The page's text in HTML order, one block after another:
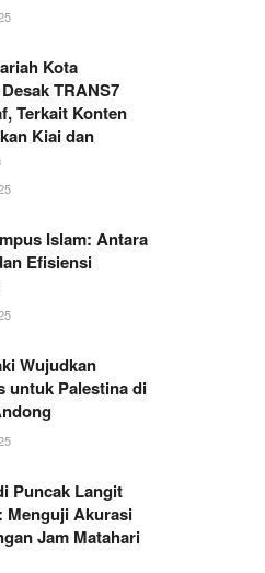
Kota
TRANS7
Terkait Konten
Kiai dan
Islam: Antara
Efisiensi
Wujudkan
untuk Palestina di
Puncak Langit
Menguji Akurasi
Jam Matahari